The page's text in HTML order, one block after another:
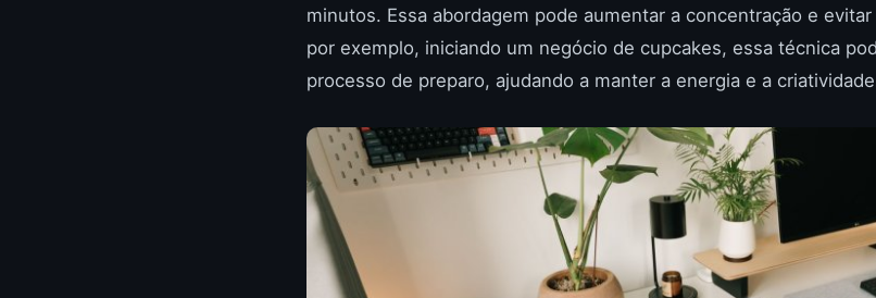
minutos. Essa abordagem pode aumentar a concentração e
por exemplo, iniciando um negócio de cupcakes, essa técnica
processo de preparo, ajudando a manter a energia e a